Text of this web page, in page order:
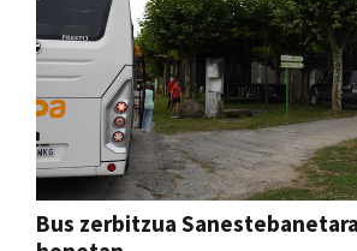
Bus zerbitzua